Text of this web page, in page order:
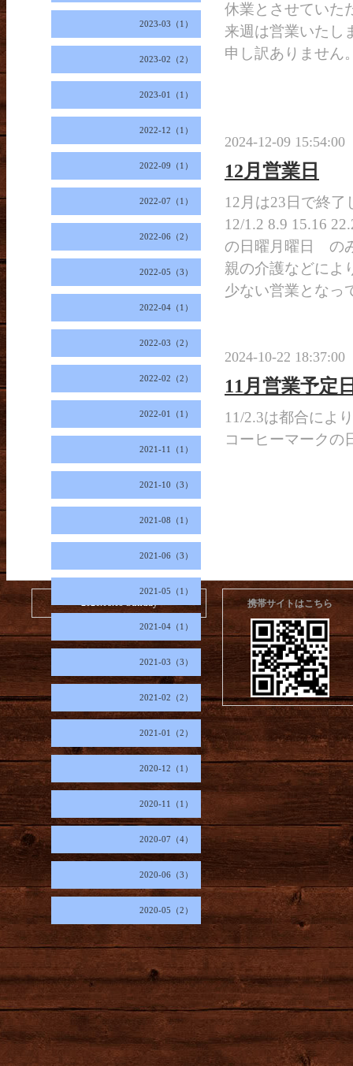
2023-03（1）
2023-02（2）
2023-01（1）
2022-12（1）
2022-09（1）
2022-07（1）
2022-06（2）
2022-05（3）
2022-04（1）
2022-03（2）
2022-02（2）
2022-01（1）
2021-11（1）
2021-10（3）
2021-08（1）
2021-06（3）
2021-05（1）
2021-04（1）
2021-03（3）
2021-02（2）
2021-01（2）
2020-12（1）
2020-11（1）
2020-07（4）
2020-06（3）
2020-05（2）
休業とさせていた
来週は営業いたし
申し訳ありません
2024-12-09 15:54:00
12月営業日
12月は23日で終了
12/1.2 8.9 15.16
の日曜月曜日 の
親の介護などによ
少ない営業となっ
2024-10-22 18:37:00
11月営業予定
11/2.3は都合によ
コーヒーマークの
2026.08.09 Sunday 携帯サイトはこちら